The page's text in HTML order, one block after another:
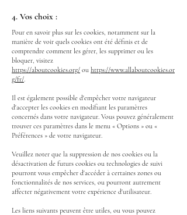
4. Vos choix :
Pour en savoir plus sur les cookies, notamment sur la
manière de voir quels cookies ont été définis et de
comprendre comment les gérer, les supprimer ou les
bloquer, visitez
https://aboutcookies.org/ ou https://www.allaboutcookies.or
g/fr/.
Il est également possible d'empêcher votre navigateur
d'accepter les cookies en modifiant les paramètres
concernés dans votre navigateur. Vous pouvez généralement
trouver ces paramètres dans le menu « Options » ou «
Préférences » de votre navigateur.
Veuillez noter que la suppression de nos cookies ou la
désactivation de futurs cookies ou technologies de suivi
pourront vous empêcher d'accéder à certaines zones ou
fonctionnalités de nos services, ou pourront autrement
affecter négativement votre expérience d'utilisateur.
Les liens suivants peuvent être utiles, ou vous pouvez